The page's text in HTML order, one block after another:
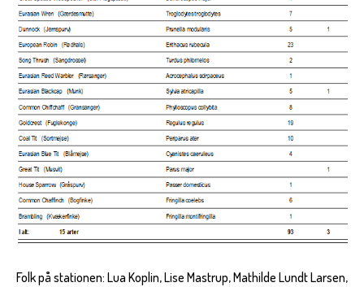
Folk på stationen: Lua Koplin, Lise Mastrup, Mathilde Lundt Larsen,